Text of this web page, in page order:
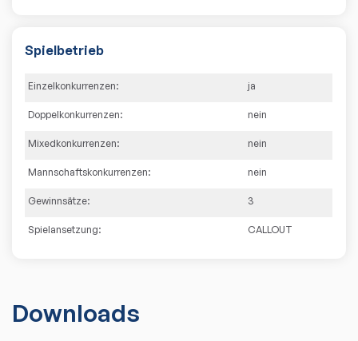
Spielbetrieb
Einzelkonkurrenzen: ja
Doppelkonkurrenzen: nein
Mixedkonkurrenzen: nein
Mannschaftskonkurrenzen: nein
Gewinnsätze: 3
Spielansetzung: CALLOUT
Downloads